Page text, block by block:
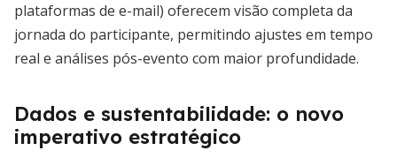
plataformas de e-mail) oferecem visão completa da
jornada do participante, permitindo ajustes em tempo
real e análises pós-evento com maior profundidade.
Dados e sustentabilidade: o novo
imperativo estratégico